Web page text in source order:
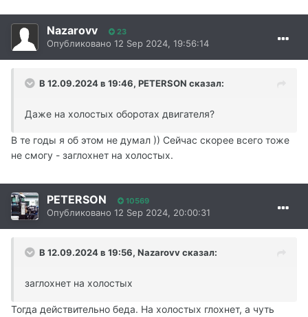
Nazarovv 23
Опубликовано 12 Sep 2024, 19:56:14
В 12.09.2024 в 19:46, PETERSON сказал:
Даже на холостых оборотах двигателя?
В те годы я об этом не думал )) Сейчас скорее всего тоже
не смогу - заглохнет на холостых.
PETERSON 10569
Опубликовано 12 Sep 2024, 20:00:31
В 12.09.2024 в 19:56, Nazarovvсказал:
заглохнет на холостых
Тогда действительно беда. На холостых глохнет, а чуть